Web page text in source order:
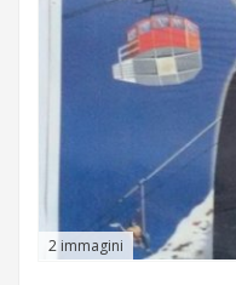
2 immagini